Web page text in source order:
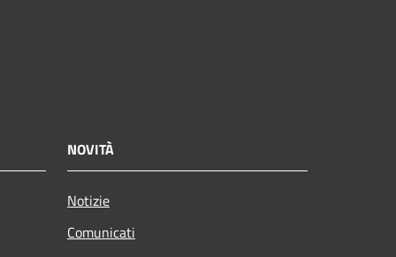
NOVITÀ
Notizie
Comunicati